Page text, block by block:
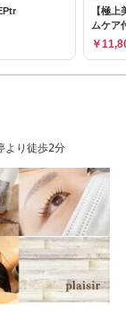
【極
ムケア
￥
より徒歩2分